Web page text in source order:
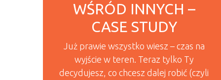
WŚRÓD INNYCH –
CASE STUDY
Już prawie wszystko wiesz – czas na
wyjście w teren. Teraz tylko Ty
decydujesz, co chcesz dalej robić (czyli